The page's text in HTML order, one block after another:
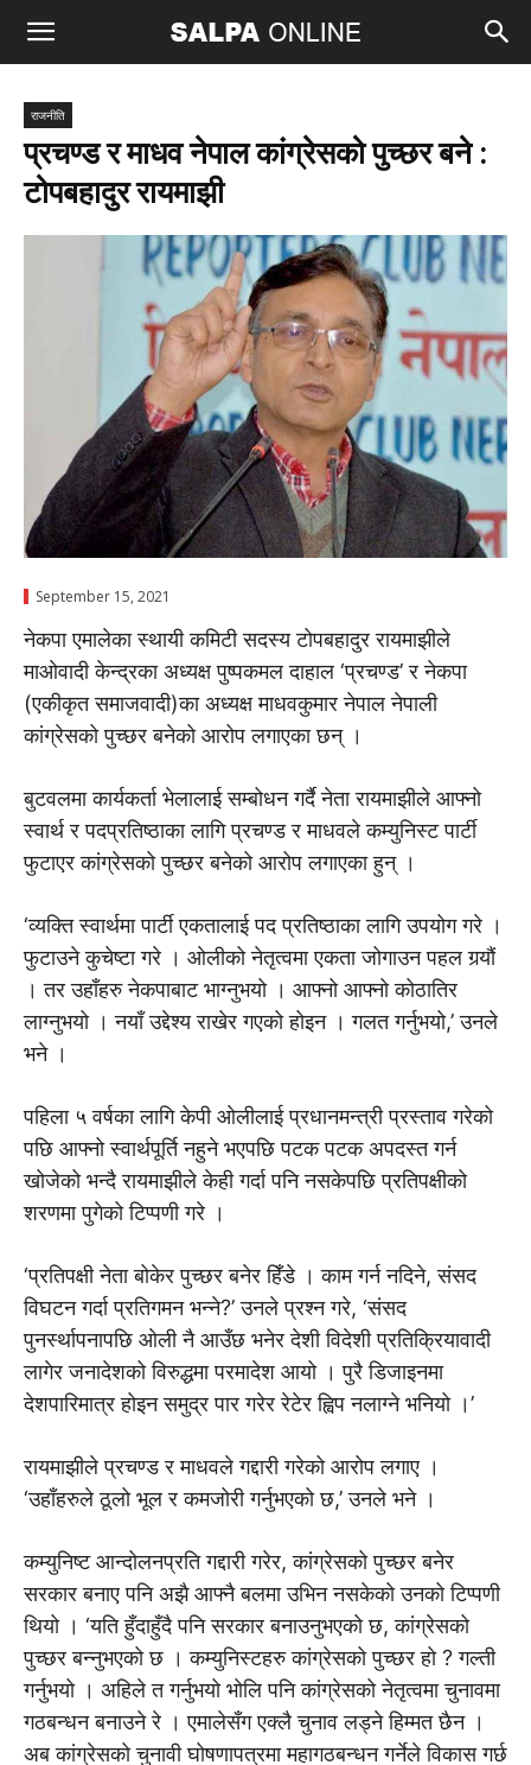
राजनीति
प्रचण्ड र माधव नेपाल कांग्रेसको पुच्छर बने :
टोपबहादुर रायमाझी
September 15, 2021
नेकपा एमालेका स्थायी कमिटी सदस्य टोपबहादुर रायमाझीले
माओवादी केन्द्रका अध्यक्ष पुष्पकमल दाहाल ‘प्रचण्ड’ र नेकपा
(एकीकृत समाजवादी)का अध्यक्ष माधवकुमार नेपाल नेपाली
कांग्रेसको पुच्छर बनेको आरोप लगाएका छन् ।
बुटवलमा कार्यकर्ता भेलालाई सम्बोधन गर्दै नेता रायमाझीले आफ्नो
स्वार्थ र पदप्रतिष्ठाका लागि प्रचण्ड र माधवले कम्युनिस्ट पार्टी
फुटाएर कांग्रेसको पुच्छर बनेको आरोप लगाएका हुन् ।
‘व्यक्ति स्वार्थमा पार्टी एकतालाई पद प्रतिष्ठाका लागि उपयोग गरे ।
फुटाउने कुचेष्टा गरे । ओलीको नेतृत्वमा एकता जोगाउन पहल गर्‍यौं
। तर उहाँहरु नेकपाबाट भाग्नुभयो । आफ्नो आफ्नो कोठातिर
लाग्नुभयो । नयाँ उद्देश्य राखेर गएको होइन । गलत गर्नुभयो,’ उनले
भने ।
पहिला ५ वर्षका लागि केपी ओलीलाई प्रधानमन्त्री प्रस्ताव गरेको
पछि आफ्नो स्वार्थपूर्ति नहुने भएपछि पटक पटक अपदस्त गर्न
खोजेको भन्दै रायमाझीले केही गर्दा पनि नसकेपछि प्रतिपक्षीको
शरणमा पुगेको टिप्पणी गरे ।
‘प्रतिपक्षी नेता बोकेर पुच्छर बनेर हिँडे । काम गर्न नदिने, संसद
विघटन गर्दा प्रतिगमन भन्ने?’ उनले प्रश्न गरे, ‘संसद
पुनर्स्थापनापछि ओली नै आउँछ भनेर देशी विदेशी प्रतिक्रियावादी
लागेर जनादेशको विरुद्धमा परमादेश आयो । पुरै डिजाइनमा
देशपारिमात्र होइन समुद्र पार गरेर रेटेर ह्विप नलाग्ने भनियो ।’
रायमाझीले प्रचण्ड र माधवले गद्दारी गरेको आरोप लगाए ।
‘उहाँहरुले ठूलो भूल र कमजोरी गर्नुभएको छ,’ उनले भने ।
कम्युनिष्ट आन्दोलनप्रति गद्दारी गरेर, कांग्रेसको पुच्छर बनेर
सरकार बनाए पनि अझै आफ्नै बलमा उभिन नसकेको उनको टिप्पणी
थियो । ‘यति हुँदाहुँदै पनि सरकार बनाउनुभएको छ, कांग्रेसको
पुच्छर बन्नुभएको छ । कम्युनिस्टहरु कांग्रेसको पुच्छर हो ? गल्ती
गर्नुभयो । अहिले त गर्नुभयो भोलि पनि कांग्रेसको नेतृत्वमा चुनावमा
गठबन्धन बनाउने रे । एमालेसँग एक्लै चुनाव लड्ने हिम्मत छैन ।
अब कांग्रेसको चुनावी घोषणापत्रमा महागठबन्धन गर्नेले विकास गर्छ